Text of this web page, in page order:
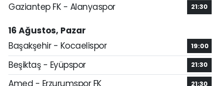
Gaziantep FK - Alanyaspor 21:30
16 Ağustos, Pazar
Başakşehir - Kocaelispor
19:00
Beşiktaş - Eyüpspor 21:30
21:30